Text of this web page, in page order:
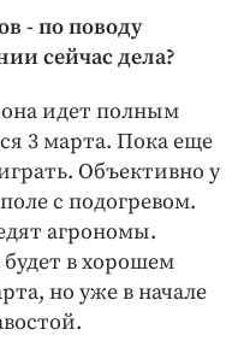
- по поводу
сейчас дела?
идет полным
3 марта. Пока еще
Объективно у
с подогревом.
агрономы.
будет в хорошем
но уже в начале